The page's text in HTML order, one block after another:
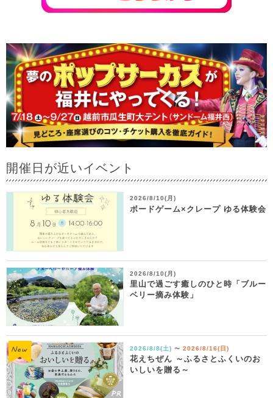
開催日が近いイベント
2026/8/10(月)
ボードゲーム×クレープ ゆる体験会
2026/8/10(月)
里山で過ごす癒しのひと時「ブルー
ベリー摘み体験」
2026/8/8(土) 〜 2026/8/16(日)
花えちぜん ～ふるさとふくいのお
いしいを贈る～